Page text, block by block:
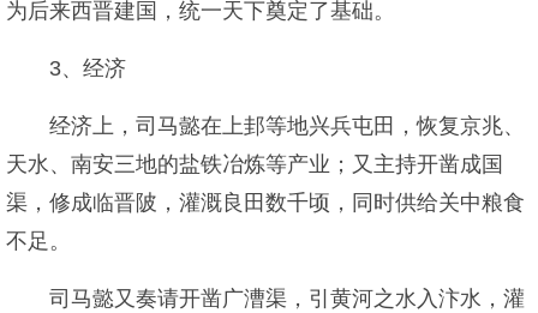
为后来西晋建国，统一天下奠定了基础。
3、经济
经济上，司马懿在上邽等地兴兵屯田，恢复京兆、
天水、南安三地的盐铁冶炼等产业；又主持开凿成国
渠，修成临晋陂，灌溉良田数千顷，同时供给关中粮食
不足。
司马懿又奏请开凿广漕渠，引黄河之水入汴水，灌